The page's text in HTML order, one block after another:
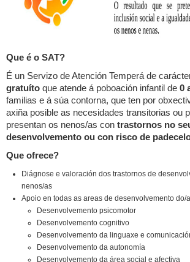
Que é o SAT?
É un Servizo de Atención Temperá de
gratuíto que atende á poboación infantil de 0
familias e á súa contorna, que ten por
axiña posible as necesidades transitorias ou
presentan os nenos/as con trastornos no
desenvolvemento ou con risco de
Que ofrece?
Diágnose e valoración dos trastornos de
nenos/as
Apoio en todas as areas de desenvolvemento do/
Desenvolvemento psicomotor
Desenvolvemento cognitivo
Desenvolvemento da linguaxe e
Desenvolvemento da autonomía
Desenvolvemento da área social e afectiva